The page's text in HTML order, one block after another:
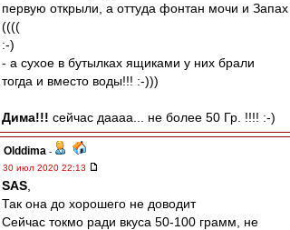
первую открыли, а оттуда фонтан мочи и Запах
((((
:-)
- а сухое в бутылках ящиками у них брали
тогда и вместо воды!!! :-)))
Дима!!! сейчас даааа... не более 50 Гр. !!!! :-)
Olddima -
30 июл 2020 22:13
SAS
Так она до хорошего не доводит
Сейчас токмо ради вкуса 50-100 грамм, не